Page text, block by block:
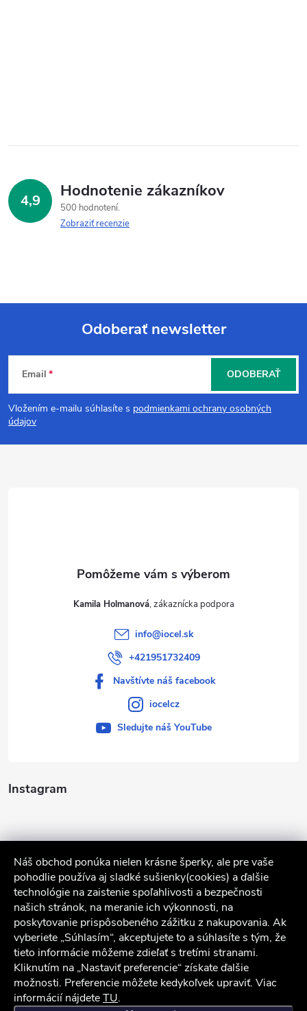
Náš obchod ponúka nielen krásne šperky, ale pre vaše
pohodlie používa aj sladké sušienky(cookies) a ďalšie
technológie na zaistenie spoľahlivosti a bezpečnosti
našich stránok, na meranie ich výkonnosti, na
poskytovanie prispôsobeného zážitku z nakupovania. Ak
vyberiete „Súhlasím“, akceptujete to a súhlasíte s tým, že
tieto informácie môžeme zdieľať s tretími stranami.
Kliknutím na „Nastaviť preferencie“ získate ďalšie
možnosti. Preferencie môžete kedykoľvek upraviť. Viac
informácií nájdeteTU.
4,9 Hodnotenie zákazníkov
500 hodnotení
Zobraziť recenzie
Z
á
p
Odoberať newsletter
Email
Vložením e-mailu súhlasíte s podmienkami ochrany osobných
údajov
ODOBERAŤ
Instagram
Sledovať na Instagrame
Služby zákazníkom
Kamila Holmanová
info@iocel.sk
+421951732409
Navštívte náš facebook
iocelcz
Sledujte náš YouTube